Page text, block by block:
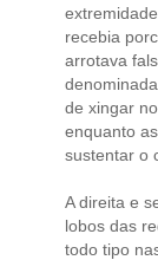
recebia
arrotava
de xingar
enquanto
sustentar o
A direita e
lobos das
todo tipo